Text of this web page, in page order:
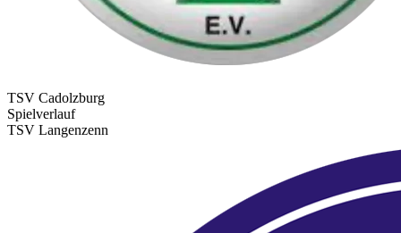
TSV Cadolzburg
Spielverlauf
TSV Langenzenn